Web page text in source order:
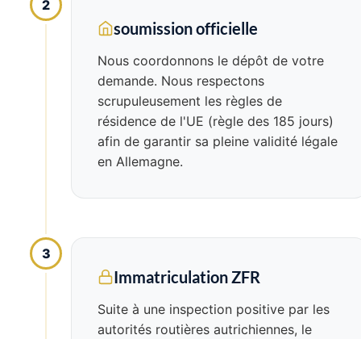
2
soumission officielle
Nous coordonnons le dépôt de votre
demande. Nous respectons
scrupuleusement les règles de
résidence de l'UE (règle des 185 jours)
afin de garantir sa pleine validité légale
en Allemagne.
3
Immatriculation ZFR
Suite à une inspection positive par les
autorités routières autrichiennes, le